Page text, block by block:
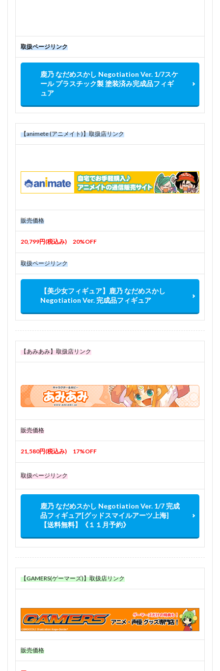
取扱ページリンク
鹿乃 なだめスかし Negotiation Ver. 1/7スケ
ール プラスチック製 塗装済み完成品フィギ
ュア
【animete (アニメイト)】取扱店リンク
販売価格
20,799円(税込み) 20%OFF
取扱ページリンク
【美少女フィギュア】鹿乃 なだめスかし
Negotiation Ver. 完成品フィギュア
【あみあみ】取扱店リンク
販売価格
21,580円(税込み) 17%OFF
取扱ページリンク
鹿乃 なだめスかし Negotiation Ver. 1/7 完成
品フィギュア[グッドスマイルアーツ上海]
【送料無料】《１１月予約》
【GAMERS(ゲーマーズ)】取扱店リンク
販売価格